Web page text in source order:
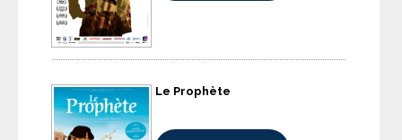
Le Prophète